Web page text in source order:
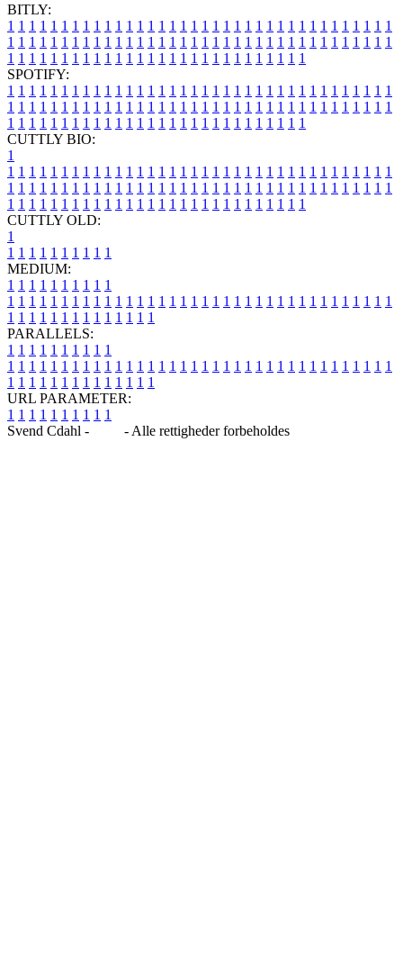
BITLY:
1 1 1 1 1 1 1 1 1 1 1 1 1 1 1 1 1 1 1 1 1 1 1 1 1 1 1 1 1 1 1 1 1 1 1 1
1 1 1 1 1 1 1 1 1 1 1 1 1 1 1 1 1 1 1 1 1 1 1 1 1 1 1 1 1 1 1 1 1 1 1 1
1 1 1 1 1 1 1 1 1 1 1 1 1 1 1 1 1 1 1 1 1 1 1 1 1 1 1 1
SPOTIFY:
1 1 1 1 1 1 1 1 1 1 1 1 1 1 1 1 1 1 1 1 1 1 1 1 1 1 1 1 1 1 1 1 1 1 1 1
1 1 1 1 1 1 1 1 1 1 1 1 1 1 1 1 1 1 1 1 1 1 1 1 1 1 1 1 1 1 1 1 1 1 1 1
1 1 1 1 1 1 1 1 1 1 1 1 1 1 1 1 1 1 1 1 1 1 1 1 1 1 1 1
CUTTLY BIO:
1
1 1 1 1 1 1 1 1 1 1 1 1 1 1 1 1 1 1 1 1 1 1 1 1 1 1 1 1 1 1 1 1 1 1 1 1
1 1 1 1 1 1 1 1 1 1 1 1 1 1 1 1 1 1 1 1 1 1 1 1 1 1 1 1 1 1 1 1 1 1 1 1
1 1 1 1 1 1 1 1 1 1 1 1 1 1 1 1 1 1 1 1 1 1 1 1 1 1 1 1
CUTTLY OLD:
1
1 1 1 1 1 1 1 1 1 1
MEDIUM:
1 1 1 1 1 1 1 1 1 1
1 1 1 1 1 1 1 1 1 1 1 1 1 1 1 1 1 1 1 1 1 1 1 1 1 1 1 1 1 1 1 1 1 1 1 1
1 1 1 1 1 1 1 1 1 1 1 1 1 1
PARALLELS:
1 1 1 1 1 1 1 1 1 1
1 1 1 1 1 1 1 1 1 1 1 1 1 1 1 1 1 1 1 1 1 1 1 1 1 1 1 1 1 1 1 1 1 1 1 1
1 1 1 1 1 1 1 1 1 1 1 1 1 1
URL PARAMETER:
1 1 1 1 1 1 1 1 1 1
Svend Cdahl -
- Alle rettigheder forbeholdes